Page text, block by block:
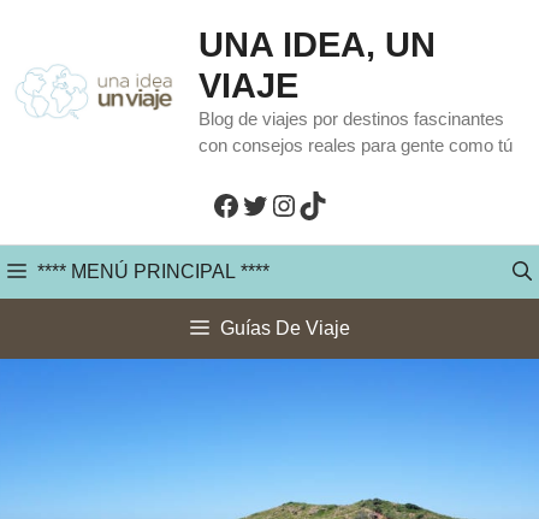
contenido
UNA IDEA, UN
VIAJE
Blog de viajes por destinos fascinantes
con consejos reales para gente como tú
Facebook
Twitter
Instagram
TikTok
**** MENÚ PRINCIPAL ****
Guías De Viaje